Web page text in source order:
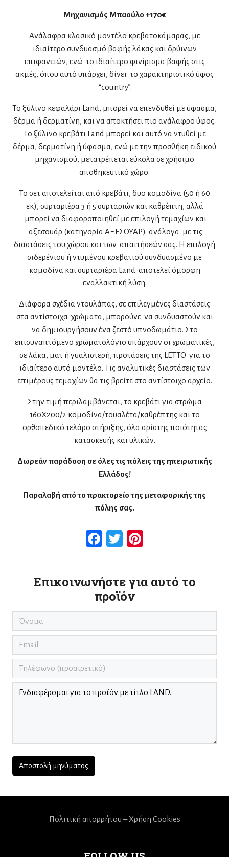
Μηχανισμός Μπαούλο +170€
Ανάλαφρα κλασικό μοντέλο κρεβατοκάμαρας, με
ιδιαίτερο συνδυασμό βαφής λάκας και δρύινων
επιφανειών, ενώ το ιδιαίτερο φινίρισμα βαφής στις
ακμές, όπου αυτό υπάρχει, δίνει το χαρακτηριστικό ύφος
“country”.
Το ξύλινο κεφαλάρι Land, μπορεί να επενδυθεί με ύφασμα,
δέρμα ή δερματίνη, και να αποκτήσει πιο ανάλαφρο ύφος.
Το ξύλινο κρεβάτι Land μπορεί και αυτό να ντυθεί με
δέρμα, δερματίνη ή ύφασμα, ενώ με την προσθήκη ειδικού
μηχανισμού, μετατρέπεται εύκολα σε χρήσιμο
αποθηκευτικό χώρο.
Το σετ αποτελείται από κρεβάτι, δυο κομοδίνα (50 ή 60
εκ), συρταριέρα 3 ή 5 συρταριών και καθρέπτη, αλλά
μπορεί να διαφοροποιηθεί με επιλογή τεμαχίων και
αξεσουάρ (κατηγορία ΑΞΕΣΟΥΑΡ) ανάλογα με τις
διαστάσεις του χώρου και των απαιτήσεών σας. Η επιλογή
σιδερένιου ή ντυμένου κρεβατιού συνδυασμένο με
κομοδίνα και συρταριέρα Land αποτελεί όμορφη
εναλλακτική λύση.
Διάφορα σχέδια ντουλάπας, σε επιλεγμένες διαστάσεις
στα αντίστοιχα χρώματα, μπορούνε να συνδυαστούν και
να δημιουργήσουν ένα ζεστό υπνοδωμάτιο. Στο
επισυναπτόμενο χρωματολόγιο υπάρχουν οι χρωματικές,
σε λάκα, ματ ή γυαλιστερή, προτάσεις της LETTO για το
ιδιαίτερο αυτό μοντέλο. Τις αναλυτικές διαστάσεις των
επιμέρους τεμαχίων θα τις βρείτε στο αντίστοιχο αρχείο.
Στην τιμή περιλαμβάνεται, το κρεβάτι για στρώμα
160Χ200/2 κομοδίνα/τουαλέτα/καθρέπτης και το
ορθοπεδικό τελάρο στήριξης, όλα αρίστης ποιότητας
κατασκευής και υλικών.
Δωρεάν παράδοση σε όλες τις πόλεις της ηπειρωτικής
Ελλάδος!
Παραλαβή από το πρακτορείο της μεταφορικής της
πόλης σας.
Facebook
Twitter
Επικοινωνήστε για αυτό το
προϊόν
Πολιτική απορρήτου – Χρήση Cookies